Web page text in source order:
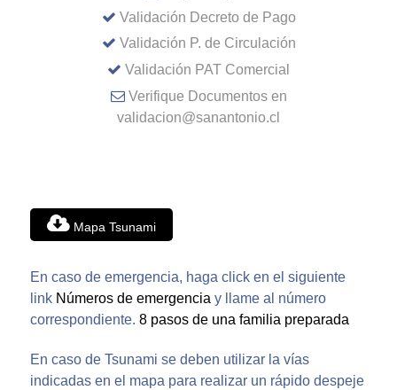
Validación Decreto de Pago
Validación P. de Circulación
Validación PAT Comercial
Verifique Documentos en
validacion@sanantonio.cl
Mapa Tsunami
En caso de emergencia, haga click en el siguiente
link Números de emergencia y llame al número
correspondiente. 8 pasos de una familia preparada
En caso de Tsunami se deben utilizar la vías
indicadas en el mapa para realizar un rápido despeje